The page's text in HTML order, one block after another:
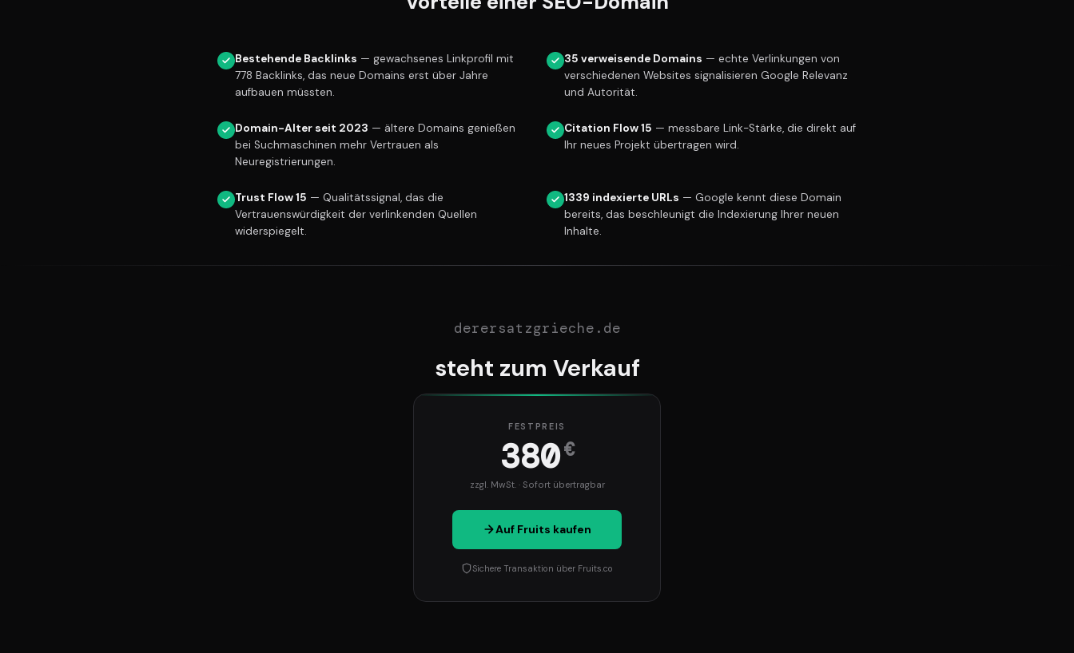
Bestehende Backlinks — gewachsenes Linkprofil mit
778 Backlinks, das neue Domains erst über Jahre
aufbauen müssten.
35 verweisende Domains — echte Verlinkungen von
verschiedenen Websites signalisieren Google Relevanz
und Autorität.
Domain-Alter seit 2023 — ältere Domains genießen
bei Suchmaschinen mehr Vertrauen als
Neuregistrierungen.
Citation Flow 15 — messbare Link-Stärke, die direkt auf
Ihr neues Projekt übertragen wird.
Trust Flow 15 — Qualitätssignal, das die
Vertrauenswürdigkeit der verlinkenden Quellen
widerspiegelt.
1339 indexierte URLs — Google kennt diese Domain
bereits, das beschleunigt die Indexierung Ihrer neuen
Inhalte.
derersatzgrieche.de
steht zum Verkauf
FESTPREIS
380€
zzgl. MwSt. · Sofort übertragbar
Auf Fruits kaufen
Sichere Transaktion über Fruits.co